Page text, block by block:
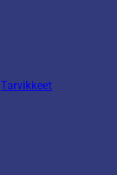
Tarvikkeet